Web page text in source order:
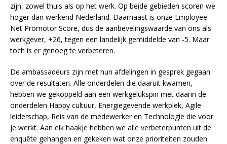
zijn, zowel thuis als op het werk. Op beide gebieden scoren we
hoger dan werkend Nederland. Daarnaast is onze Employee
Net Promotor Score, dus de aanbevelingswaarde van ons als
werkgever, +26, tegen een landelijk gemiddelde van -5. Maar
toch is er genoeg te verbeteren.
De ambassadeurs zijn met hun afdelingen in gesprek gegaan
over de resultaten. Alle onderdelen die daaruit kwamen,
hebben we gekoppeld aan een werkgelukspin met daarin de
onderdelen Happy cultuur, Energiegevende werkplek, Agile
leiderschap, Reis van de medewerker en Technologie die voor
je werkt. Aan elk haakje hebben we alle verbeterpunten uit de
enquête gehangen en gekeken wat onze prioriteiten zouden